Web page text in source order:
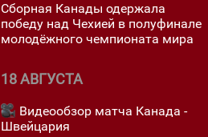
Сборная Канады одержалa
победу над Чехией в полуфинале
молодёжного чемпионата мира
18 АВГУСТА
Видеообзор матча Канада -
Швейцария